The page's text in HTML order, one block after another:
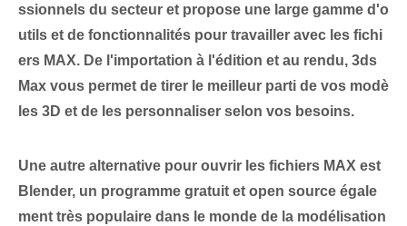
ssionnels du secteur et propose une large gamme d'o
utils et de fonctionnalités pour travailler avec les fichi
ers MAX. De l'importation à l'édition et au rendu, 3ds
Max vous permet de tirer le meilleur parti de vos modè
les 3D et de les personnaliser selon vos besoins.
Une autre alternative pour ouvrir les fichiers MAX est
Blender, un programme gratuit et open source égale
ment très populaire dans le monde de la modélisation